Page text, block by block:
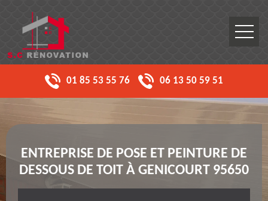
01 85 53 55 76 06 13 50 59 51
ENTREPRISE DE POSE ET PEINTURE DE
DESSOUS DE TOIT À GENICOURT 95650